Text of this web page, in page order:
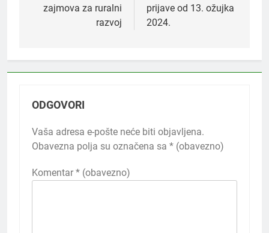
zajmova za ruralni
razvoj
prijave od 13. ožujka
2024.
ODGOVORI
Vaša adresa e-pošte neće biti objavljena.
Obavezna polja su označena sa * (obavezno)
Komentar * (obavezno)